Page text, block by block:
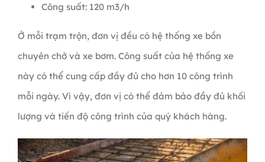
Công suất: 120 m3/h
Ở mỗi trạm trộn, đơn vị đều có hệ thống xe bồn
chuyên chở và xe bơm. Công suất của hệ thống xe
này có thể cung cấp đầy đủ cho hơn 10 công trình
mỗi ngày. Vì vậy, đơn vị có thể đảm bảo đầy đủ khối
lượng và tiến độ công trình của quý khách hàng.